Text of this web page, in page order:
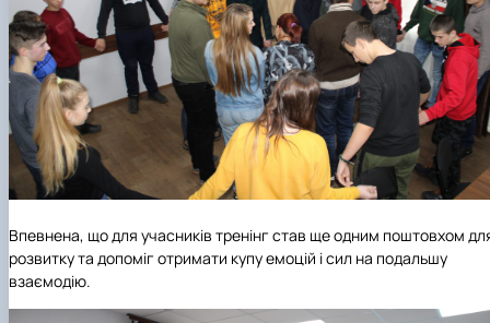
Впевнена, що для учасників тренінг став ще одним поштовхом
розвитку та допоміг отримати купу емоцій і сил на подальшу
взаємодію.